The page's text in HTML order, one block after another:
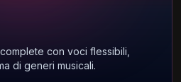
con voci flessibili,
di generi musicali.